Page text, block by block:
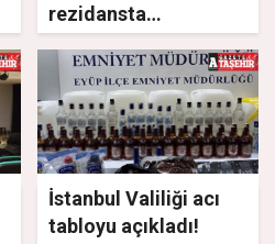
rezidansta
uyuşturucu serasına
baskın
İstanbul Valiliği acı
tabloyu açıkladı!